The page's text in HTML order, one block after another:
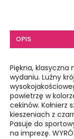
OPIS
Piękna,
wydaniu. Luźny
powietrzę w
cekinów. Kołnierz
kieszeniach z
Pasuje do
na imprezę.